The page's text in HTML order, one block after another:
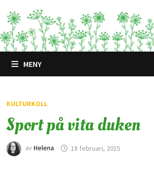
till
innehåll
MENY
KULTURKOLL
Sport på vita duken
av Helena 18 februari, 2015